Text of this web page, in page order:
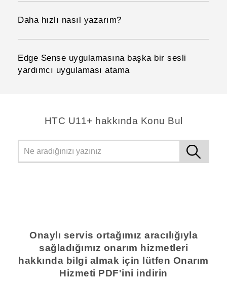
Daha hızlı nasıl yazarım?
Edge Sense uygulamasına başka bir sesli
yardımcı uygulaması atama
HTC U11+ hakkında Konu Bul
Onaylı servis ortağımız aracılığıyla
sağladığımız onarım hizmetleri
hakkında bilgi almak için lütfen Onarım
Hizmeti PDF'ini indirin